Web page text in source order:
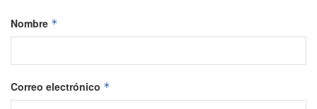
Nombre *
Correo electrónico *